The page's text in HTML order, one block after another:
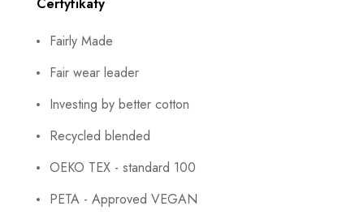
Fairly Made
Fair wear leader
Investing by better cotton
Recycled blended
OEKO TEX - standard 100
PETA - Approved VEGAN